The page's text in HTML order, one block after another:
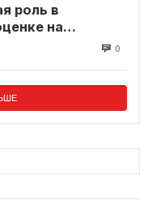
роль в
на
0